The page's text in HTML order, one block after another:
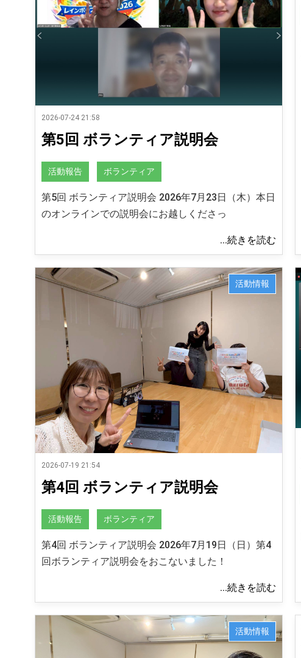
2026-07-24 21:58
第5回 ボランティア説明会
活動報告 ボランティア
第5回 ボランティア説明会 2026年7月23日（木）本日
のオンラインでの説明会にお越しくださっ
...続きを読む
2026-07-19 21:54
第4回 ボランティア説明会
活動情報
活動報告 ボランティア
第4回 ボランティア説明会 2026年7月19日（日）第4
回ボランティア説明会をおこないました！
...続きを読む
活動情報